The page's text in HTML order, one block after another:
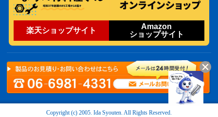
楽天ショップサイト
Amazon
ショップサイト
Copyright (c) 2005. Ida Syouten. All Rights Reserved.